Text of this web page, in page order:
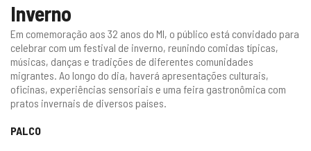
Inverno
Em comemoração aos 32 anos do MI, o público está convidado para
celebrar com um festival de inverno, reunindo comidas típicas,
músicas, danças e tradições de diferentes comunidades
migrantes. Ao longo do dia, haverá apresentações culturais,
oficinas, experiências sensoriais e uma feira gastronômica com
pratos invernais de diversos países.
PALCO